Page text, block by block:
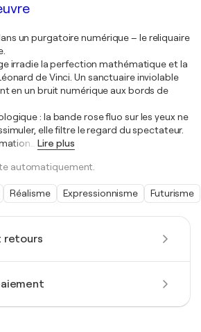
retours
un purgatoire numérique – le reliquaire
irradie la perfection mathématique et la
de Vinci. Un sanctuaire inviolable
en un bruit numérique aux bords de
: la bande rose fluo sur les yeux ne
elle filtre le regard du spectateur.
Lire plus
automatiquement.
Réalisme Expressionnisme Futurisme